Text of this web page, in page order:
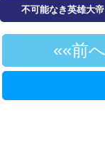
不可能なき英雄大
«前へ